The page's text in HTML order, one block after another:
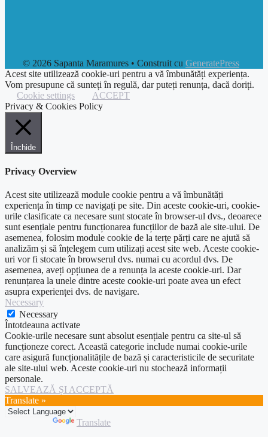
© 2026 Sapanta Maramures • Construit cu GeneratePress
Acest site utilizează cookie-uri pentru a vă îmbunătăți experiența.
Vom presupune că sunteți în regulă, dar puteți renunța, dacă doriți.
Cookie settings
ACCEPT
Privacy & Cookies Policy
Închide
Privacy Overview
Acest site utilizează module cookie pentru a vă îmbunătăți
experiența în timp ce navigați pe site. Din aceste cookie-uri, cookie-
urile clasificate ca necesare sunt stocate în browser-ul dvs., deoarece
sunt esențiale pentru funcționarea funcțiilor de bază ale site-ului. De
asemenea, folosim module cookie de la terțe părți care ne ajută să
analizăm și să înțelegem cum utilizați acest site web. Aceste cookie-
uri vor fi stocate în browserul dvs. numai cu acordul dvs. De
asemenea, aveți opțiunea de a renunța la aceste cookie-uri. Dar
renunțarea la unele dintre aceste cookie-uri poate avea un efect
asupra experienței dvs. de navigare.
Necessary
Necessary
Întotdeauna activate
Cookie-urile necesare sunt absolut esențiale pentru ca site-ul să
funcționeze corect. Această categorie include numai cookie-urile
care asigură funcționalitățile de bază și caracteristicile de securitate
ale site-ului web. Aceste cookie-uri nu stochează informații
personale.
SALVEAZĂ ȘI ACCEPTĂ
Translate »
Translate